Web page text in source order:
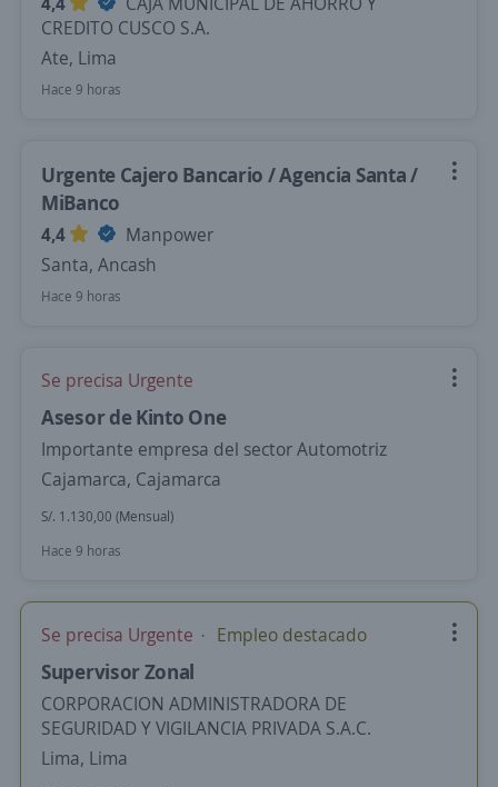
CREDITO CUSCO S.A.
Ate, Lima
Hace 9 horas
Urgente Cajero Bancario / Agencia Santa /
MiBanco
4,4
Manpower
Santa, Ancash
Hace 9 horas
Se precisa Urgente
Asesor de Kinto One
Importante empresa del sector Automotriz
Cajamarca, Cajamarca
S/. 1.130,00 (Mensual)
Hace 9 horas
Se precisa Urgente Empleo destacado
Supervisor Zonal
CORPORACION ADMINISTRADORA DE
SEGURIDAD Y VIGILANCIA PRIVADA S.A.C.
Lima, Lima